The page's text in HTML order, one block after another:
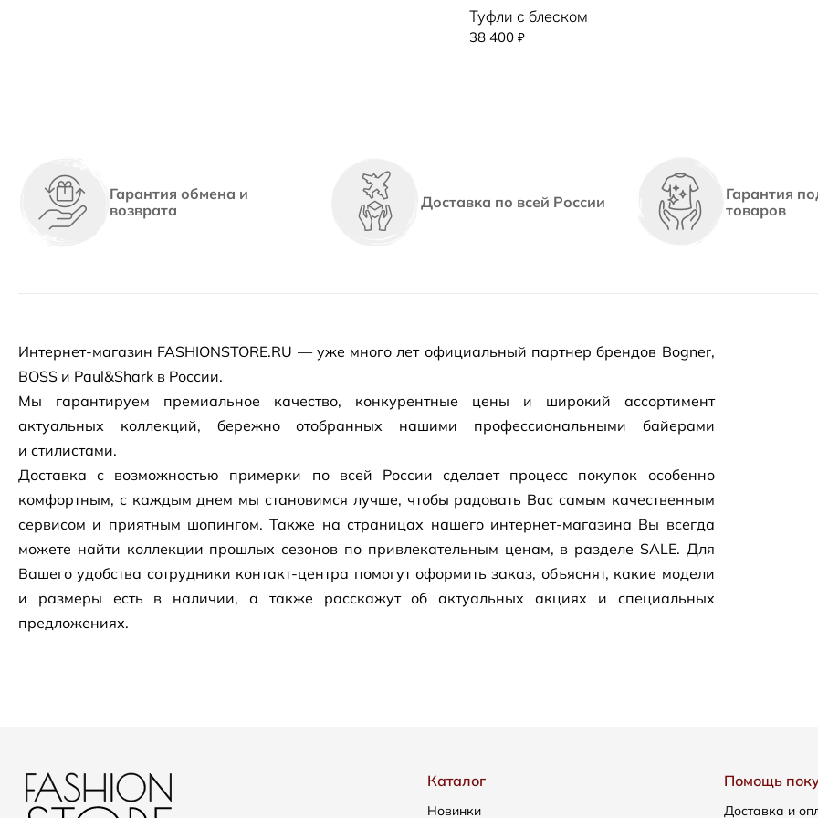
Туфли с блеском
38 400 ₽
Гарантия обмена и
возврата
Доставка по всей России
Гарантия
товаров
Интернет-магазин FASHIONSTORE.RU — уже много лет официальный партнер брендов Bogner,
BOSS и Paul&Shark в России.
Мы гарантируем премиальное качество, конкурентные цены и широкий ассортимент
актуальных коллекций, бережно отобранных нашими профессиональными байерами
и стилистами.
Доставка с возможностью примерки по всей России сделает процесс покупок особенно
комфортным, с каждым днем мы становимся лучше, чтобы радовать Вас самым качественным
сервисом и приятным шопингом. Также на страницах нашего интернет-магазина Вы всегда
можете найти коллекции прошлых сезонов по привлекательным ценам, в разделе SALE. Для
Вашего удобства сотрудники контакт-центра помогут оформить заказ, объяснят, какие модели
и размеры есть в наличии, а также расскажут об актуальных акциях и специальных
предложениях.
Каталог
Новинки
Помощь
Доставка и